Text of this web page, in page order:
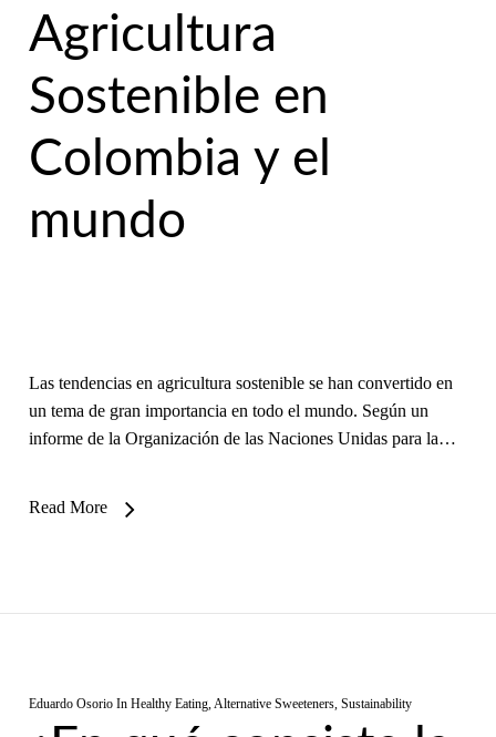
Agricultura
Sostenible en
Colombia y el
mundo
Las tendencias en agricultura sostenible se han convertido en
un tema de gran importancia en todo el mundo. Según un
informe de la Organización de las Naciones Unidas para la…
Read More
Eduardo Osorio In Healthy Eating,Alternative Sweeteners, Sustainability